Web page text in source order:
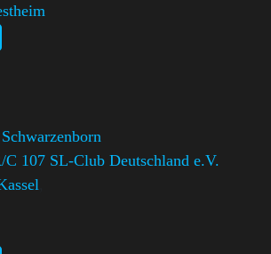
C 107 SL-Club Deutschland e.V.